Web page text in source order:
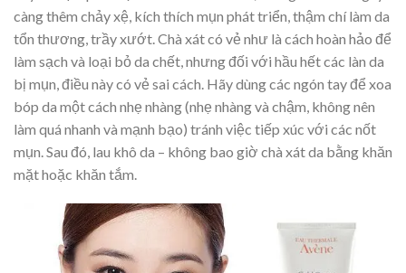
càng thêm chảy xệ, kích thích mụn phát triển, thậm chí làm da
tổn thương, trầy xướt. Chà xát có vẻ như là cách hoàn hảo để
làm sạch và loại bỏ da chết, nhưng đối với hầu hết các làn da
bị mụn, điều này có vẻ sai cách. Hãy dùng các ngón tay để xoa
bóp da một cách nhẹ nhàng (nhẹ nhàng và chậm, không nên
làm quá nhanh và mạnh bạo) tránh việc tiếp xúc với các nốt
mụn. Sau đó, lau khô da – không bao giờ chà xát da bằng khăn
mặt hoặc khăn tắm.